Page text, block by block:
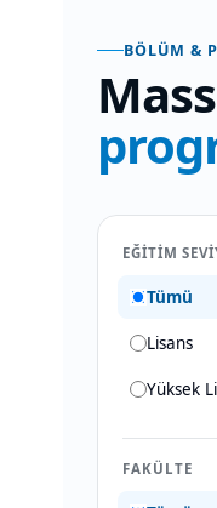
BÖLÜM &
EĞITIM
Tümü
Lisans
Yüksek
FAKÜLTE